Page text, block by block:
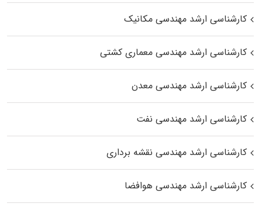
کارشناسی ارشد مهندسی مکانیک
کارشناسی ارشد مهندسی معماری کشتی
کارشناسی ارشد مهندسی معدن
کارشناسی ارشد مهندسی نفت
کارشناسی ارشد مهندسی نقشه برداری
کارشناسی ارشد مهندسی هوافضا